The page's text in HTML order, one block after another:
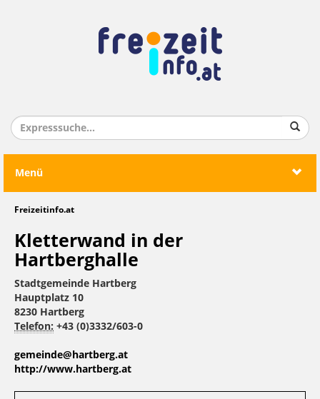
Menü
Freizeitinfo.at
Kletterwand in der
Hartberghalle
Stadtgemeinde Hartberg
Hauptplatz 10
8230 Hartberg
Telefon: +43 (0)3332/603-0
gemeinde@hartberg.at
http://www.hartberg.at